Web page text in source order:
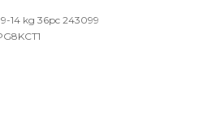
14 kg 36pc 243099